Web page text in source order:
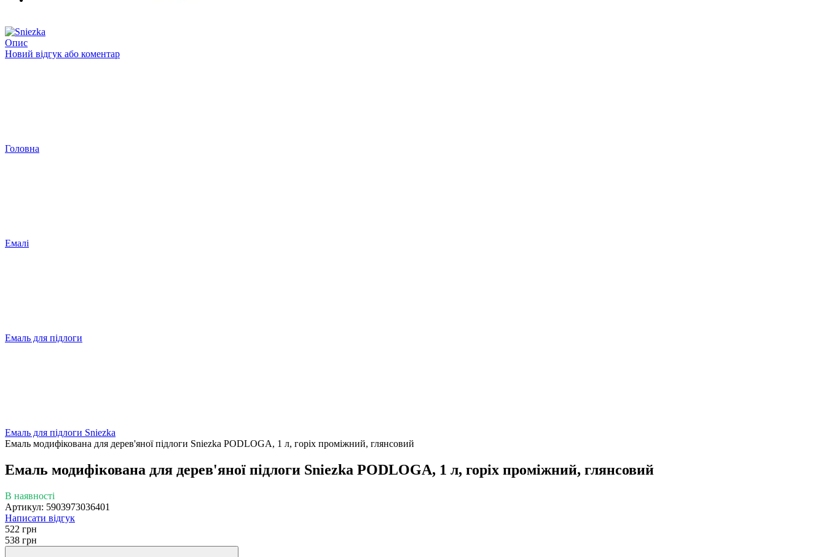
Опис
Новий відгук або коментар
Головна
Емалі
Емаль для підлоги
Емаль для підлоги Sniezka
Емаль модифікована для дерев'яної підлоги Sniezka PODLOGA, 1 л, горіх проміжний, глянсовий
Емаль модифікована для дерев'яної підлоги Sniezka PODLOGA, 1 л, горіх проміжний, глянсовий
В наявності
Артикул: 5903973036401
Написати відгук
522 грн
538 грн